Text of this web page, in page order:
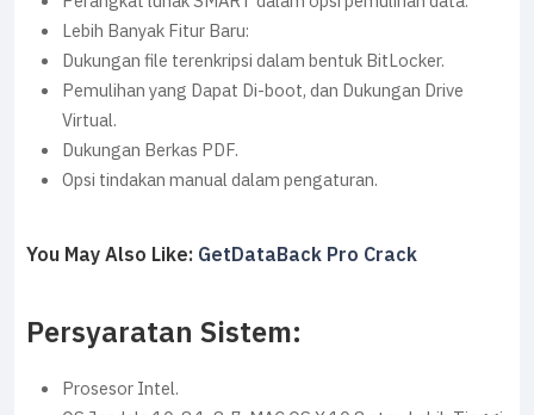
Lebih Banyak Fitur Baru:
Dukungan file terenkripsi dalam bentuk BitLocker.
Pemulihan yang Dapat Di-boot, dan Dukungan Drive
Virtual.
Dukungan Berkas PDF.
Opsi tindakan manual dalam pengaturan.
You May Also Like: GetDataBack Pro Crack
Persyaratan Sistem:
Prosesor Intel.